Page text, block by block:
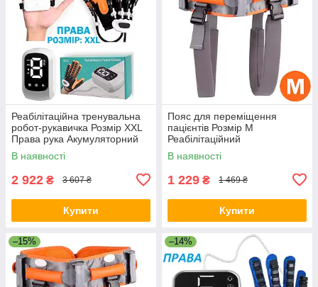
Реабілітаційна тренувальна
робот-рукавичка Розмір XXL
Права рука Акумуляторний
Засіб для відновлення
функцій пальців та кисті
В наявності
2 922 ₴ 3 607 ₴
Купити
Пояс для переміщення
пацієнтів Розмір M
Реабілітаційний
Підтримуючий
Багатофункціональний
В наявності
1 229 ₴ 1 469 ₴
Купити
–15% –14%